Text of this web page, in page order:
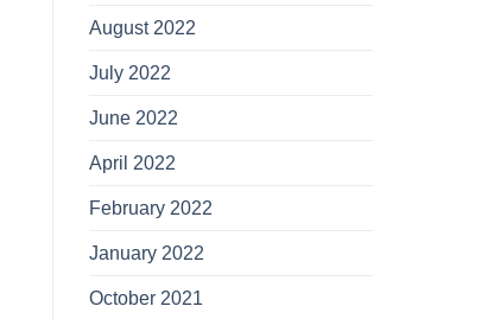
August 2022
July 2022
June 2022
April 2022
February 2022
January 2022
October 2021